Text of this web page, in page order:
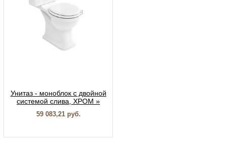
Унитаз - моноблок с двойной
системой слива, ХРОМ »
59 083,21 руб.